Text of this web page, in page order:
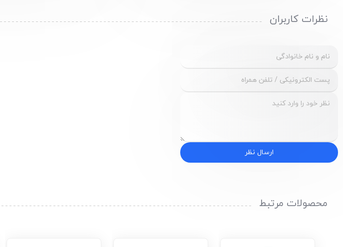
نظرات کاربران
ارسال نظر
محصولات مرتبط